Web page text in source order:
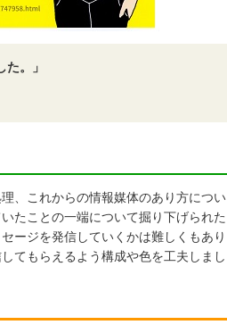
。」
、これからの情報媒体のあり方につい
たことの一端について掘り下げられた
ージを発信していくかは難しくもあり
てもらえるよう構成や色を工夫しまし